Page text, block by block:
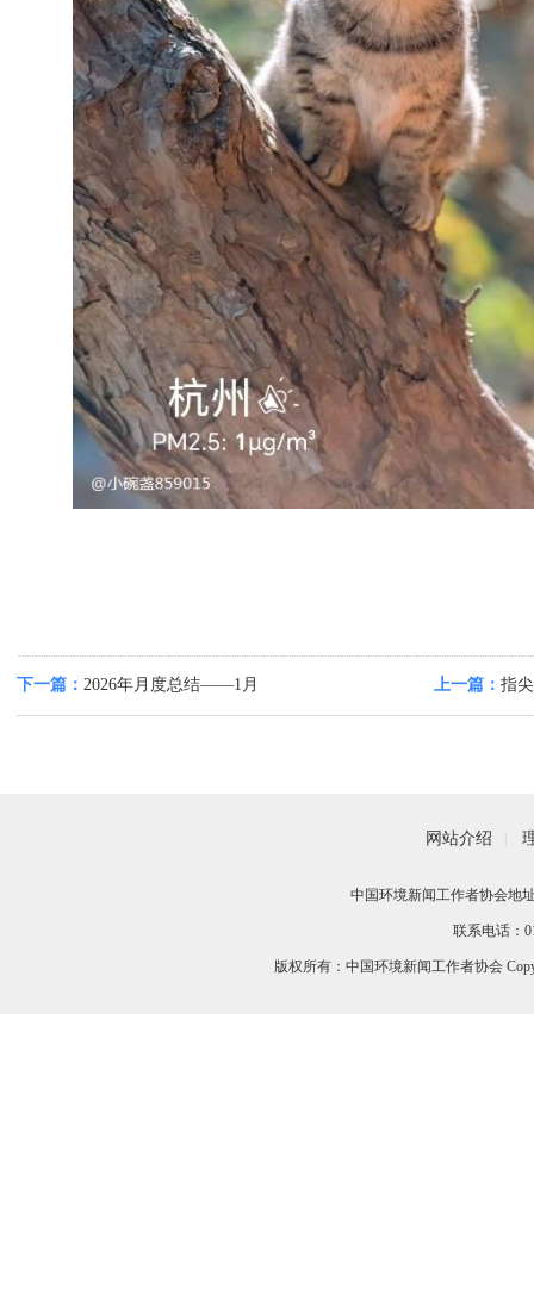
下一篇： 2026年月度总结——1月 上一篇： 指
网站介绍
中国环境新闻工作者协会地
联系电话：
版权所有：中国环境新闻工作者协会